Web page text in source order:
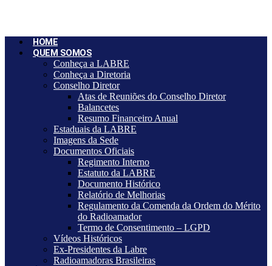
conteúdoHOME
QUEM SOMOS
Conheça a LABRE
Conheça a Diretoria
Conselho Diretor
Atas de Reuniões do Conselho Diretor
Balancetes
Resumo Financeiro Anual
Estaduais da LABRE
Imagens da Sede
Documentos Oficiais
Regimento Interno
Estatuto da LABRE
Documento Histórico
Relatório de Melhorias
Regulamento da Comenda da Ordem do Mérito
do Radioamador
Termo de Consentimento – LGPD
Vídeos Históricos
Ex-Presidentes da Labre
Radioamadoras Brasileiras